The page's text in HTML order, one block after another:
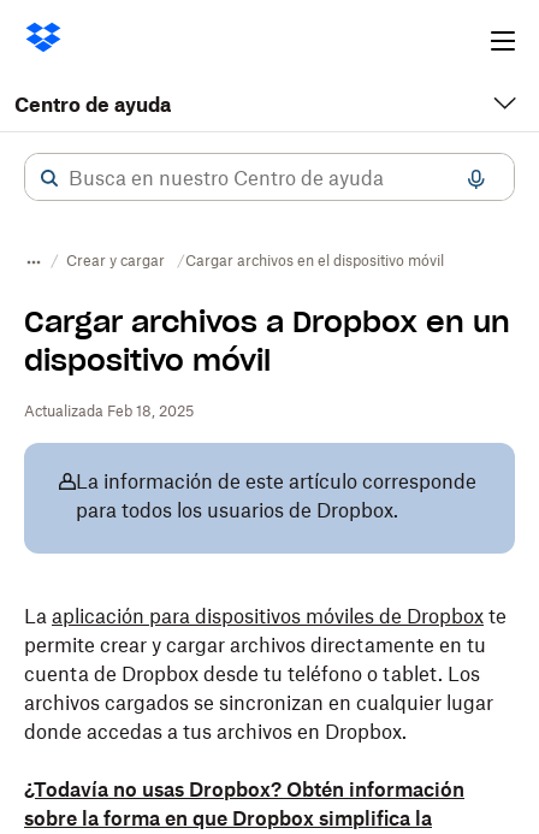
Centro de ayuda
Crear y cargar Cargar archivos en el dispositivo móvil
Cargar archivos a Dropbox en un
dispositivo móvil
Actualizada Feb 18, 2025
La información de este artículo corresponde
para todos los usuarios de Dropbox.
La aplicación para dispositivos móviles de Dropbox te
permite crear y cargar archivos directamente en tu
cuenta de Dropbox desde tu teléfono o tablet. Los
archivos cargados se sincronizan en cualquier lugar
donde accedas a tus archivos en Dropbox.
¿Todavía no usas Dropbox? Obtén información
sobre la forma en que Dropbox simplifica la